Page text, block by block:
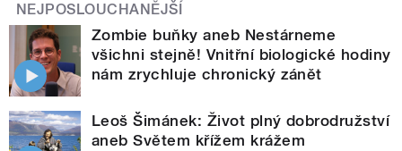
NEJPOSLOUCHANĚJŠÍ
Zombie buňky aneb Nestárneme
všichni stejně! Vnitřní biologické hodiny
nám zrychluje chronický zánět
Leoš Šimánek: Život plný dobrodružství
aneb Světem křížem krážem